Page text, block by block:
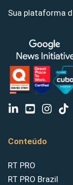
Sua plataforma
Conteúdo
RT PRO
RT PRO Brazil